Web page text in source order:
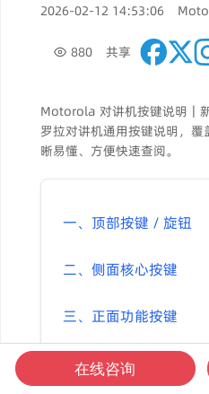
2026-02-12 14:53:06
880 共享
Motorola 对讲机按键说明｜
罗拉对讲机通用按键说明，
晰易懂、方便快速查阅。
一、顶部按键 / 旋钮
二、侧面核心按键
三、正面功能按键
四、基础使用步骤
在线咨询